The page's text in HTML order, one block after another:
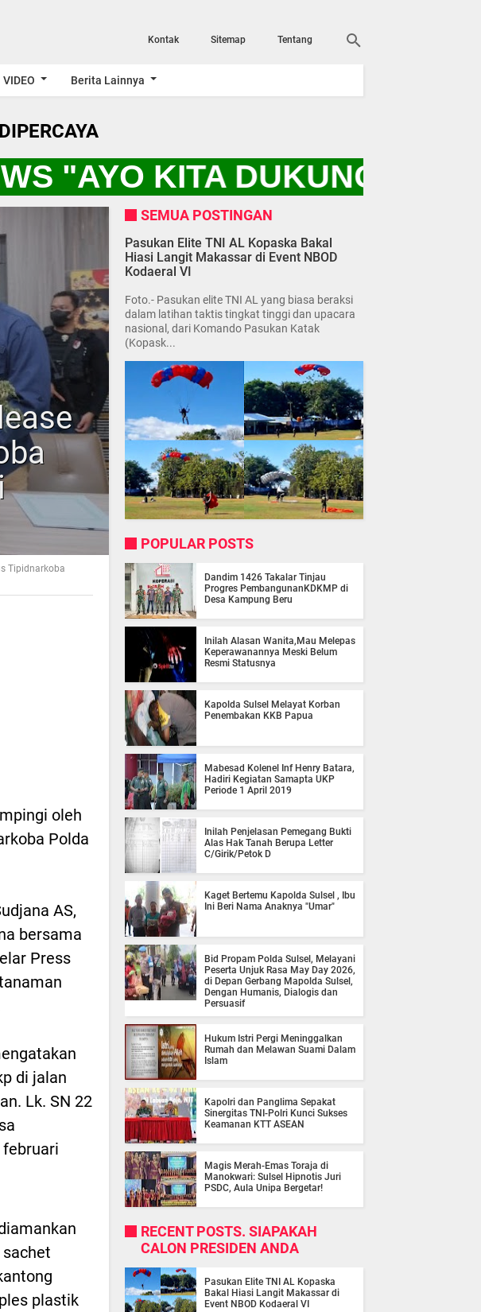
Kontak Sitemap Tentang
VIDEO Berita Lainnya
"AYO KITA DUKUNG
Tipidnarkoba
oleh
Polda
AS,
bersama
Press
di jalan
Lk. SN 22
februari
plastik
SEMUA POSTINGAN
Pasukan Elite TNI AL Kopaska Bakal
Hiasi Langit Makassar di Event NBOD
Kodaeral VI
Foto.- Pasukan elite TNI AL yang biasa beraksi
dalam latihan taktis tingkat tinggi dan upacara
nasional, dari Komando Pasukan Katak
(Kopask...
POPULAR POSTS
Dandim 1426 Takalar Tinjau
Progres PembangunanKDKMP di
Desa Kampung Beru
Inilah Alasan Wanita,Mau Melepas
Keperawanannya Meski Belum
Resmi Statusnya
Kapolda Sulsel Melayat Korban
Penembakan KKB Papua
Mabesad Kolenel Inf Henry Batara,
Hadiri Kegiatan Samapta UKP
Periode 1 April 2019
Inilah Penjelasan Pemegang Bukti
Alas Hak Tanah Berupa Letter
C/Girik/Petok D
Kaget Bertemu Kapolda Sulsel , Ibu
Ini Beri Nama Anaknya "Umar"
Bid Propam Polda Sulsel, Melayani
Peserta Unjuk Rasa May Day 2026,
di Depan Gerbang Mapolda Sulsel,
Dengan Humanis, Dialogis dan
Persuasif
Hukum Istri Pergi Meninggalkan
Rumah dan Melawan Suami Dalam
Islam
Kapolri dan Panglima Sepakat
Sinergitas TNI-Polri Kunci Sukses
Keamanan KTT ASEAN
Magis Merah-Emas Toraja di
Manokwari: Sulsel Hipnotis Juri
PSDC, Aula Unipa Bergetar!
RECENT POSTS. SIAPAKAH
CALON PRESIDEN ANDA
Pasukan Elite TNI AL Kopaska
Bakal Hiasi Langit Makassar di
Event NBOD Kodaeral VI